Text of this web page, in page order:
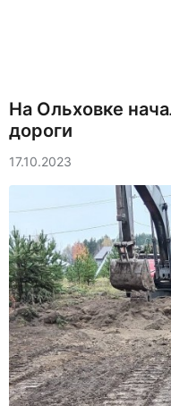
На Ольховке
дороги
17.10.2023